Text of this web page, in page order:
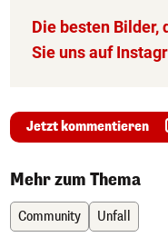
Die besten Bilder,
Sie uns auf
Jetzt kommentieren
Mehr zum Thema
Community Unfall